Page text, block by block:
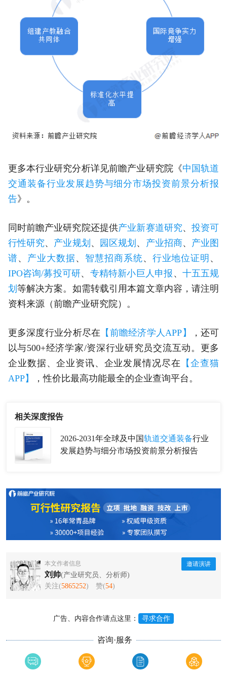
更多本行业研究分析详见前瞻产业研究院《中国轨道
交通装备行业发展趋势与细分市场投资前景分析报
告》。
同时前瞻产业研究院还提供产业新赛道研究、投资可
行性研究、 产业规划 、 园区规划 、 产业招商、 产业图
谱、 产业大数据、 智慧招商系统、 行业地位证明 、
IPO咨询/募投可研、 专精特新小巨人申报 、 十五五规
划 等解决方案。如需转载引用本篇文章内容，请注明
资料来源（前瞻产业研究院）。
更多深度行业分析尽在 【前瞻经济学人APP】
，还可
以与500+经济学家/资深行业研究员交流互动。更多
企业数据、企业资讯、企业发展情况尽在
【企查猫
APP】
，性价比最高功能最全的企业查询平台。
相关深度报告
2026-2031年全球及中国轨道交通装备行业
发展趋势与细分市场投资前景分析报告
本文作者信息
刘帅(产业研究员、分析师)
关注(5865252) 赞(54)
邀请演讲
广告、内容合作请点这里： 寻求合作
咨询·服务